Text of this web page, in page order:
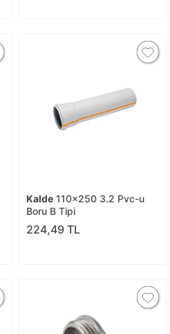
Kalde 110x250 3.2 Pvc-u
Boru B Tipi
224,49 TL